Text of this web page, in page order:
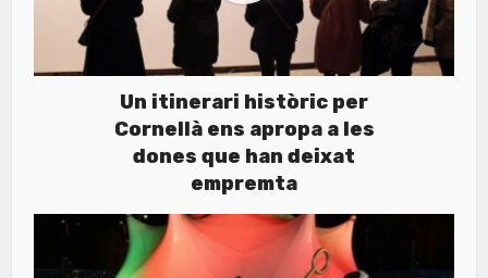
Un itinerari històric per
Cornellà ens apropa a les
dones que han deixat
empremta